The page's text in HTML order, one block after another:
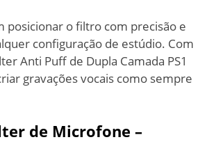
posicionar o filtro com precisão e
configuração de estúdio. Com
Anti Puff de Dupla Camada PS1
gravações vocais como sempre
de Microfone –